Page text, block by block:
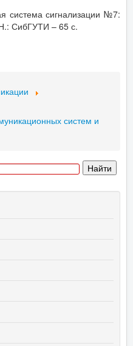
система сигнализации №7:
СибГУТИ – 65 с.
систем и